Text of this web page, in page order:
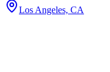
Los Angeles, CA